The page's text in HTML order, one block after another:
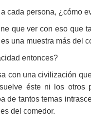
cada persona, ¿cómo
que ver con eso que
una muestra más del
entonces?
con una civilización
éste ni los otros
de tantos temas
del comedor.